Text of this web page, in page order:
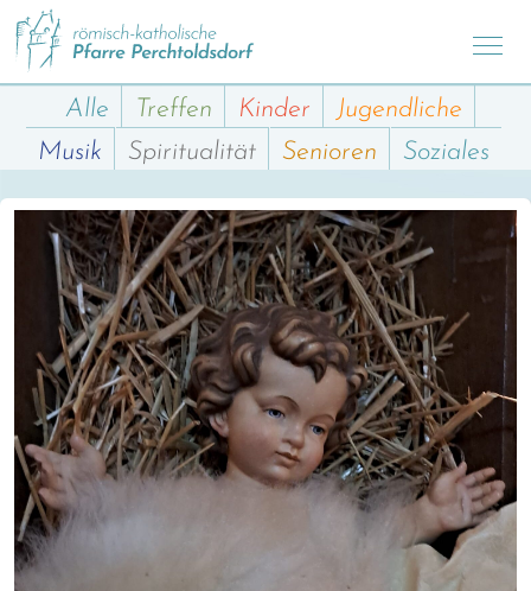
Alle Treffen Kinder
Jugendliche
Musik
Spiritualität Senioren Soziales